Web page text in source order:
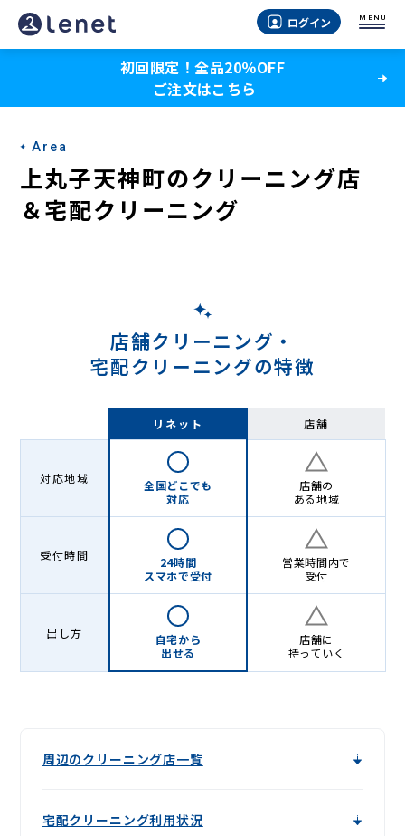
上
丸
天
神
町
の
店
リ
ニ
ログイン MENU
初回限定！全品20％OFF
ご注文はこちら
Area
上丸子天神町のクリーニング店
＆宅配クリーニング
店舗クリーニング・
宅配クリーニングの特徴
リネット 店舗
対応地域
全国どこでも
対応
店舗の
ある地域
受付時間
24時間
スマホで受付
営業時間内で
受付
出し方
自宅から
出せる
店舗に
持っていく
周辺のクリーニング店一覧
宅配クリーニング利用状況